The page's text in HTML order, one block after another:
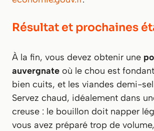
Résultat et prochaines
À la fin, vous devez obtenir une
auvergnate où le chou est
bien cuits, et les viandes demi-
Servez chaud, idéalement dans
creuse : le bouillon doit napper
vous avez préparé trop de